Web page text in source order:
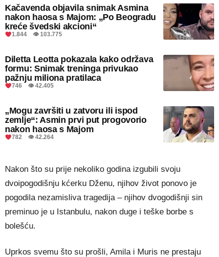
Kačavenda objavila snimak Asmina
nakon haosa s Majom: „Po Beogradu
kreće švedski akcioni“
1.844 👁 103.775
Diletta Leotta pokazala kako održava
formu: Snimak treninga privukao
pažnju miliona pratilaca
746 👁 42.405
„Mogu završiti u zatvoru ili ispod
zemlje“: Asmin prvi put progovorio
nakon haosa s Majom
782 👁 42.264
Nakon što su prije nekoliko godina izgubili svoju
dvoipogodišnju kćerku Dženu, njihov život ponovo je
pogodila nezamisliva tragedija – njihov dvogodišnji sin
preminuo je u Istanbulu, nakon duge i teške borbe s
bolešću.
Uprkos svemu što su prošli, Amila i Muris ne prestaju